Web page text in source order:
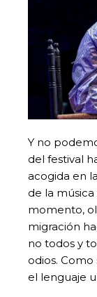
Y no
del festival
acogida en
de la música
momento,
migración
no todos y
odios.
el lenguaje